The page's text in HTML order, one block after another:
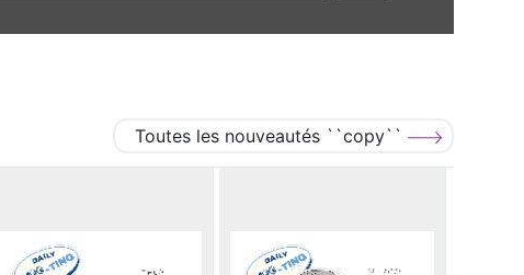
Toutes les nouveautés ``copy``